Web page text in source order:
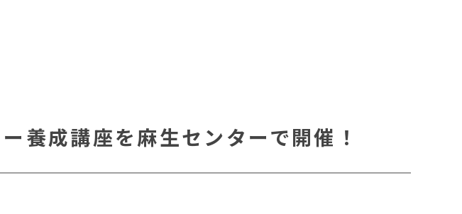
養成講座を麻生センターで開催！